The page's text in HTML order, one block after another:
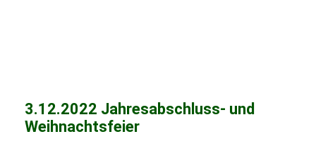
3.12.2022 Jahresabschluss- und
Weihnachtsfeier